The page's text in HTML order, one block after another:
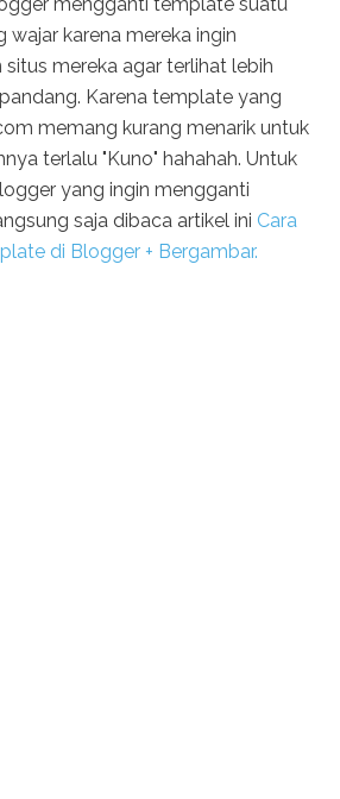
wajar karena mereka ingin
mereka agar terlihat lebih
Karena template yang
memang kurang menarik untuk
terlalu "Kuno" hahahah. Untuk
yang ingin mengganti
saja dibaca artikel ini Cara
di Blogger + Bergambar.